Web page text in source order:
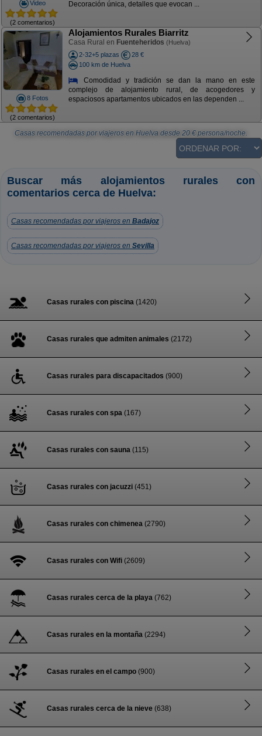
Video
(2 comentarios)
Decoración única, detalles que evocan ...
8 Fotos
(2 comentarios)
Alojamientos Rurales Biarritz
Casa Rural en Fuenteheridos (Huelva)
2-32+5 plazas
28 €
100 km de Huelva
Comodidad y tradición se dan la mano en este
complejo de alojamiento rural, de acogedores y
espaciosos apartamentos ubicados en las dependen ...
Casas recomendadas por viajeros en Huelva desde 20 € persona/noche.
Buscar más alojamientos rurales con
comentarios cerca de Huelva:
Casas recomendadas por viajeros en Badajoz
Casas recomendadas por viajeros en Sevilla
Casas rurales con piscina (1420)
Casas rurales que admiten animales (2172)
Casas rurales para discapacitados (900)
Casas rurales con spa (167)
Casas rurales con sauna (115)
Casas rurales con jacuzzi (451)
Casas rurales con chimenea (2790)
Casas rurales con Wifi (2609)
Casas rurales cerca de la playa (762)
Casas rurales en la montaña (2294)
Casas rurales en el campo (900)
Casas rurales cerca de la nieve (638)